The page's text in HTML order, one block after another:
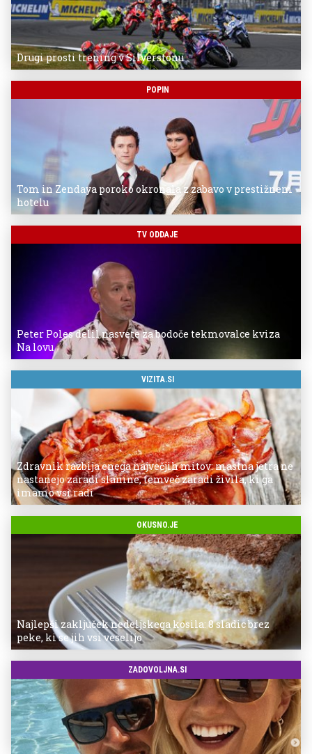
Drugi prosti trening v Silverstonu
POPIN
Tom in Zendaya poroko okronala z zabavo v prestižnem
hotelu
TV ODDAJE
Peter Poles delil nasvete za bodoče tekmovalce kviza
Na lovu
VIZITA.SI
Zdravnik razbija enega največjih mitov: mastna jetra ne
nastanejo zaradi slanine, temveč zaradi živila, ki ga
imamo vsi radi
OKUSNO.JE
Najlepši zaključek nedeljskega kosila: 8 sladic brez
peke, ki se jih vsi veselijo
ZADOVOLJNA.SI